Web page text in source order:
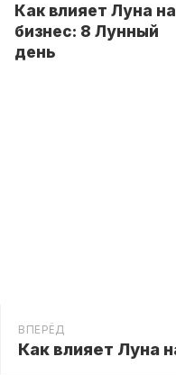
Как влияет Луна на
бизнес: 8 Лунный
день
ВПЕРЁД